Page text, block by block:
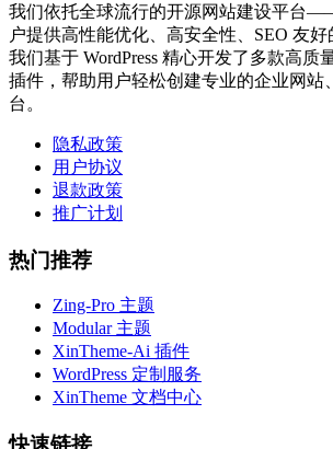
我们依托全球流行的开源网站建设平台
户提供高性能优化、高安全性、SEO 友好
我们基于 WordPress 精心开发了多款高质
插件，帮助用户轻松创建专业的企业网站
台。
隐私政策
用户协议
退款政策
推广计划
热门推荐
Zing-Pro 主题
Modular 主题
XinTheme-Ai 插件
WordPress 定制服务
XinTheme 文档中心
快速链接